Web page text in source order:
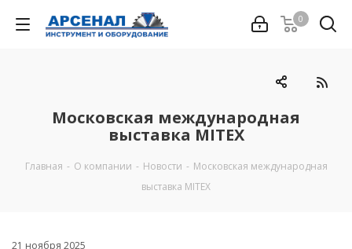
0
Московская международная
выставка MITEX
Главная - О компании - Новости - Московская международная
выставка MITEX
21 ноября 2025